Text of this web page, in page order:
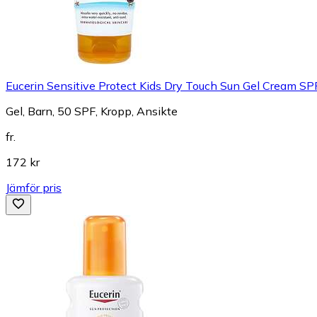
Eucerin Sensitive Protect Kids Dry Touch Sun Gel Cream
Gel, Barn, 50 SPF, Kropp, Ansikte
fr.
172 kr
Jämför pris